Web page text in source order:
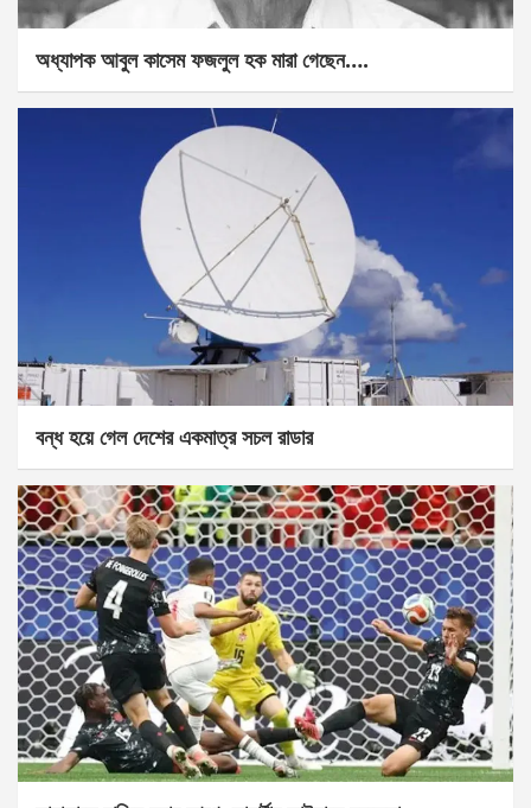
অধ্যাপক আবুল কাসেম ফজলুল হক মারা গেছেন….
বন্ধ হয়ে গেল দেশের একমাত্র সচল রাডার